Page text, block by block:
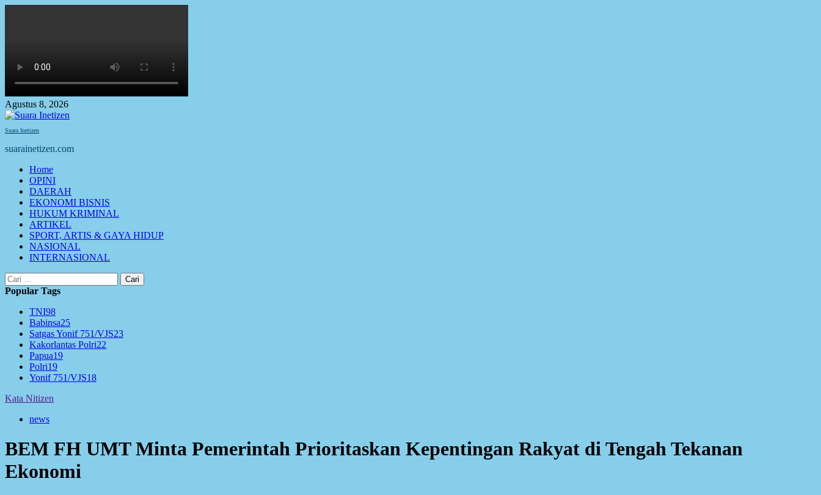
Agustus 8, 2026
Suara Inetizen
suarainetizen.com
Primary
Menu
Home
OPINI
DAERAH
EKONOMI BISNIS
HUKUM KRIMINAL
ARTIKEL
SPORT, ARTIS & GAYA HIDUP
NASIONAL
INTERNASIONAL
Cari
untuk:
Popular Tags
TNI98
Babinsa25
Satgas Yonif 751/VJS23
Kakorlantas Polri22
Papua19
Polri19
Yonif 751/VJS18
Kata Nitizen
news
BEM FH UMT Minta Pemerintah Prioritaskan Kepentingan Rakyat di Tengah Tekanan
Ekonomi